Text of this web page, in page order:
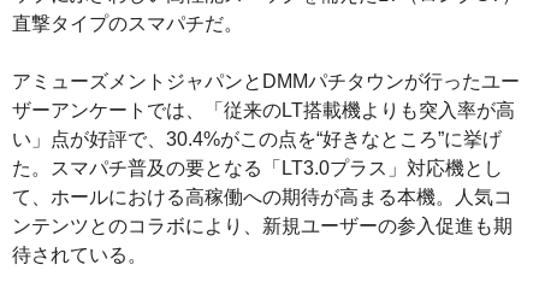
直撃タイプのスマパチだ。
アミューズメントジャパンとDMMパチタウンが行ったユー
ザーアンケートでは、「従来のLT搭載機よりも突入率が高
い」点が好評で、30.4%がこの点を“好きなところ”に挙げ
た。スマパチ普及の要となる「LT3.0プラス」対応機とし
て、ホールにおける高稼働への期待が高まる本機。人気コ
ンテンツとのコラボにより、新規ユーザーの参入促進も期
待されている。